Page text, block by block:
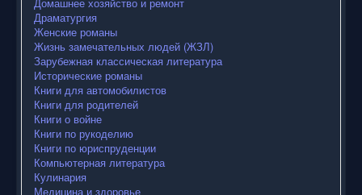
Драматургия
Женские романы
Жизнь замечательных людей (ЖЗЛ)
Зарубежная классическая литература
Исторические романы
Книги для автомобилистов
Книги для родителей
Книги о войне
Книги по рукоделию
Книги по юриспруденции
Компьютерная литература
Кулинария
Медицина и здоровье